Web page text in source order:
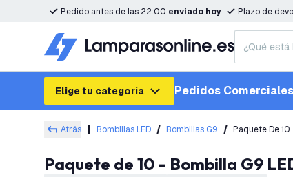
Pedido antes de las 22:00 enviado hoy Plazo de
Elige tu categoría Pedidos Comerciales
Atrás Bombillas LED Bombillas G9 Paquete De
Paquete de 10 - Bombilla G9